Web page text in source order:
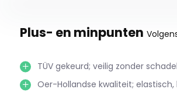
Plus- en minpunten
TÜV gekeurd; veilig zonder
Oer-Hollandse kwaliteit;